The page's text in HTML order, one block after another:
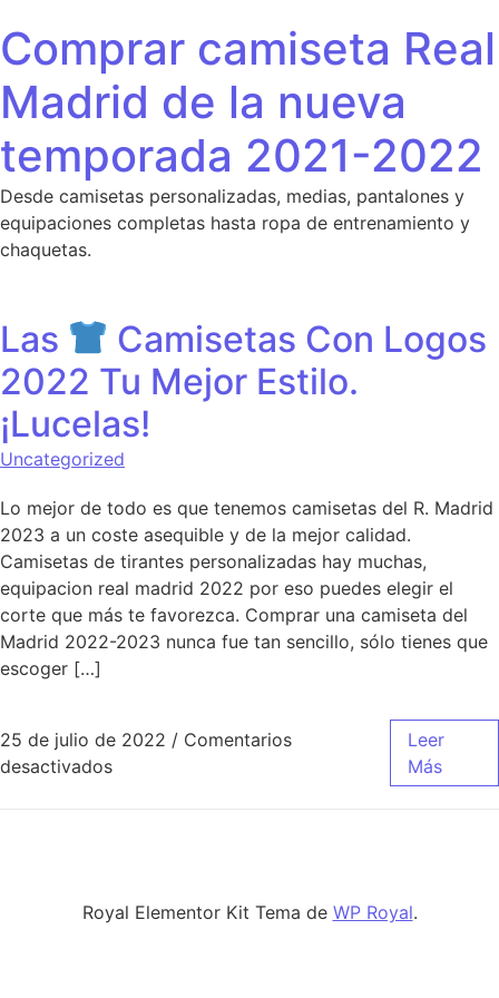
Comprar camiseta Real
Madrid de la nueva
temporada 2021-2022
Desde camisetas personalizadas, medias, pantalones y
equipaciones completas hasta ropa de entrenamiento y
chaquetas.
Las
Camisetas Con Logos
2022 Tu Mejor Estilo.
¡Lucelas!
Uncategorized
Lo mejor de todo es que tenemos camisetas del R. Madrid
2023 a un coste asequible y de la mejor calidad.
Camisetas de tirantes personalizadas hay muchas,
equipacion real madrid 2022 por eso puedes elegir el
corte que más te favorezca. Comprar una camiseta del
Madrid 2022-2023 nunca fue tan sencillo, sólo tienes que
escoger […]
25 de julio de 2022 / Comentarios
desactivadosen Las Camisetas Con Logos 2022 Tu Mejor
Leer
Más
Royal Elementor Kit Tema de WP Royal.